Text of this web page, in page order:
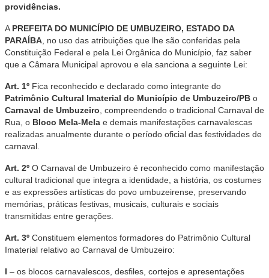
providências.
A PREFEITA DO MUNICÍPIO DE UMBUZEIRO, ESTADO DA
PARAÍBA , no uso das atribuições que lhe são conferidas pela
Constituição Federal e pela Lei Orgânica do Município, faz saber
que a Câmara Municipal aprovou e ela sanciona a seguinte Lei:
Art. 1º Fica reconhecido e declarado como integrante do
Patrimônio Cultural Imaterial do Município de Umbuzeiro/PB o
Carnaval de Umbuzeiro , compreendendo o tradicional Carnaval de
Rua, o Bloco Mela-Mela e demais manifestações carnavalescas
realizadas anualmente durante o período oficial das festividades de
carnaval.
Art. 2º O Carnaval de Umbuzeiro é reconhecido como manifestação
cultural tradicional que integra a identidade, a história, os costumes
e as expressões artísticas do povo umbuzeirense, preservando
memórias, práticas festivas, musicais, culturais e sociais
transmitidas entre gerações.
Art. 3º Constituem elementos formadores do Patrimônio Cultural
Imaterial relativo ao Carnaval de Umbuzeiro:
I – os blocos carnavalescos, desfiles, cortejos e apresentações